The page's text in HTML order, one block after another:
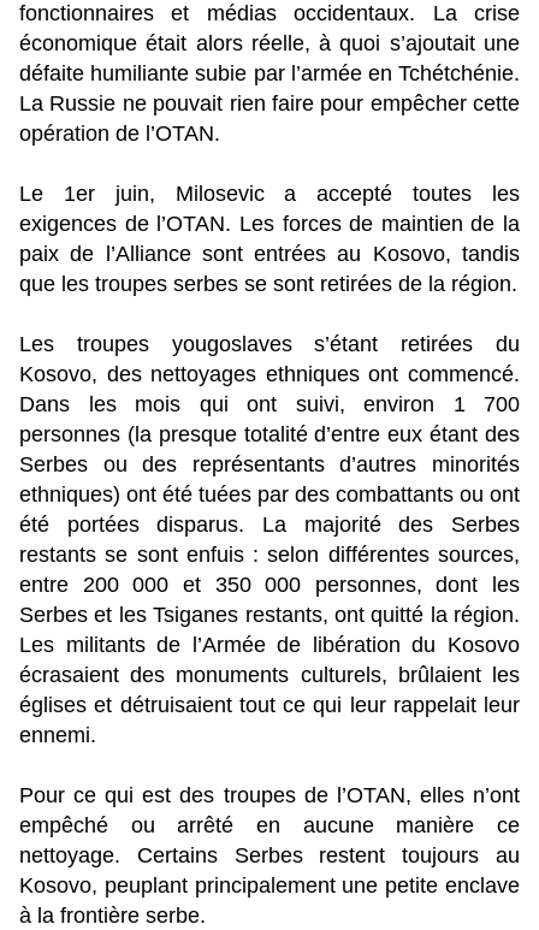
fonctionnaires et médias occidentaux. La crise
économique était alors réelle, à quoi s’ajoutait une
défaite humiliante subie par l’armée en Tchétchénie.
La Russie ne pouvait rien faire pour empêcher cette
opération de l’OTAN.
Le 1er juin, Milosevic a accepté toutes les
exigences de l’OTAN. Les forces de maintien de la
paix de l’Alliance sont entrées au Kosovo, tandis
que les troupes serbes se sont retirées de la région.
Les troupes yougoslaves s’étant retirées du
Kosovo, des nettoyages ethniques ont commencé.
Dans les mois qui ont suivi, environ 1 700
personnes (la presque totalité d’entre eux étant des
Serbes ou des représentants d’autres minorités
ethniques) ont été tuées par des combattants ou ont
été portées disparus. La majorité des Serbes
restants se sont enfuis : selon différentes sources,
entre 200 000 et 350 000 personnes, dont les
Serbes et les Tsiganes restants, ont quitté la région.
Les militants de l’Armée de libération du Kosovo
écrasaient des monuments culturels, brûlaient les
églises et détruisaient tout ce qui leur rappelait leur
ennemi.
Pour ce qui est des troupes de l’OTAN, elles n’ont
empêché ou arrêté en aucune manière ce
nettoyage. Certains Serbes restent toujours au
Kosovo, peuplant principalement une petite enclave
à la frontière serbe.